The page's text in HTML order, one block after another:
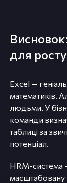
для росту
Excel —
математиків.
людьми. У
команди
таблиці за
потенціал.
HRM-система
масштабовану